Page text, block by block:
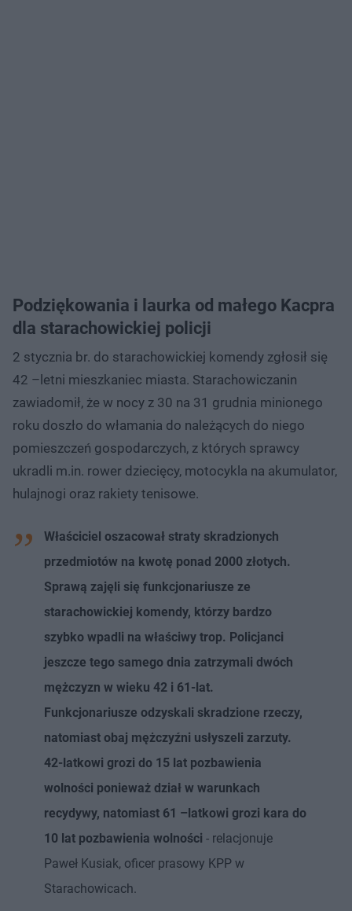
Podziękowania i laurka od małego Kacpra
dla starachowickiej policji
2 stycznia br. do starachowickiej komendy zgłosił się
42 –letni mieszkaniec miasta. Starachowiczanin
zawiadomił, że w nocy z 30 na 31 grudnia minionego
roku doszło do włamania do należących do niego
pomieszczeń gospodarczych, z których sprawcy
ukradli m.in. rower dziecięcy, motocykla na akumulator,
hulajnogi oraz rakiety tenisowe.
Właściciel oszacował straty skradzionych
przedmiotów na kwotę ponad 2000 złotych.
Sprawą zajęli się funkcjonariusze ze
starachowickiej komendy, którzy bardzo
szybko wpadli na właściwy trop. Policjanci
jeszcze tego samego dnia zatrzymali dwóch
mężczyzn w wieku 42 i 61-lat.
Funkcjonariusze odzyskali skradzione rzeczy,
natomiast obaj mężczyźni usłyszeli zarzuty.
42-latkowi grozi do 15 lat pozbawienia
wolności ponieważ dział w warunkach
recydywy, natomiast 61 –latkowi grozi kara do
10 lat pozbawienia wolności - relacjonuje
Paweł Kusiak, oficer prasowy KPP w
Starachowicach.